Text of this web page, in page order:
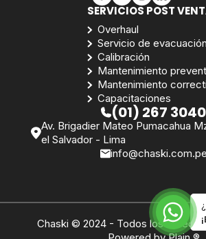
SERVICIOS POST
Overhaul
Servicio de evacuación
Calibración
Mantenimiento
Mantenimiento
Capacitaciones
(01) 267 3040
Av. Brigadier Mateo Pumacahua
el Salvador - Lima
info@chaski.com.pe
Chaski © 2024 - Todos los